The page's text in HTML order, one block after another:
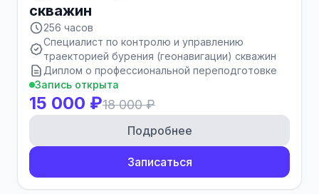
скважин
256 часов
Специалист по контролю и управлению
траекторией бурения (геонавигации) скважин
Диплом о профессиональной переподготовке
Запись открыта
15 000 ₽18 000 ₽
Подробнее
Записаться